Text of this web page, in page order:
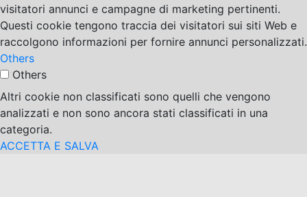
visitatori annunci e campagne di marketing pertinenti.
Questi cookie tengono traccia dei visitatori sui siti Web e
raccolgono informazioni per fornire annunci personalizzati.
Others
Others
Altri cookie non classificati sono quelli che vengono
analizzati e non sono ancora stati classificati in una
categoria.
ACCETTA E SALVA